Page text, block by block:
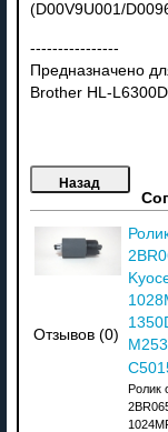
(D00V9U001/
----------------
Предназначено
Brother HL-
Отзывов (0)
Ролик